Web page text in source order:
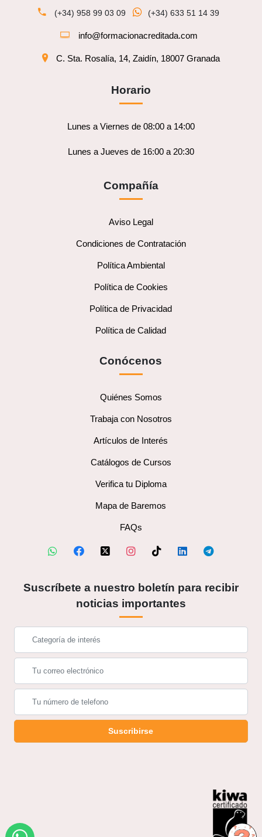
(+34) 958 99 03 09 (+34) 633 51 14 39
info@formacionacreditada.com
C. Sta. Rosalía, 14, Zaidín, 18007 Granada
Horario
Lunes a Viernes de 08:00 a 14:00
Lunes a Jueves de 16:00 a 20:30
Compañía
Aviso Legal
Condiciones de Contratación
Política Ambiental
Política de Cookies
Política de Privacidad
Política de Calidad
Conócenos
Quiénes Somos
Trabaja con Nosotros
Artículos de Interés
Catálogos de Cursos
Verifica tu Diploma
Mapa de Baremos
FAQs
Suscríbete a nuestro boletín para recibir
noticias importantes
Suscribirse